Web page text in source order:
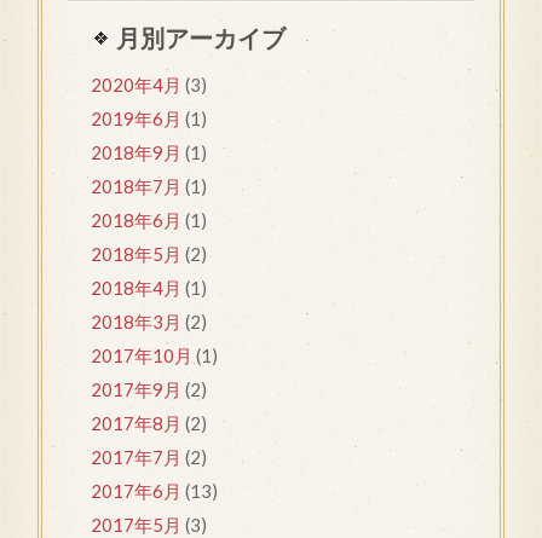
月別アーカイブ
2020年4月 (3)
2019年6月 (1)
2018年9月 (1)
2018年7月 (1)
2018年6月 (1)
2018年5月 (2)
2018年4月 (1)
2018年3月 (2)
2017年10月 (1)
2017年9月 (2)
2017年8月 (2)
2017年7月 (2)
2017年6月 (13)
2017年5月 (3)